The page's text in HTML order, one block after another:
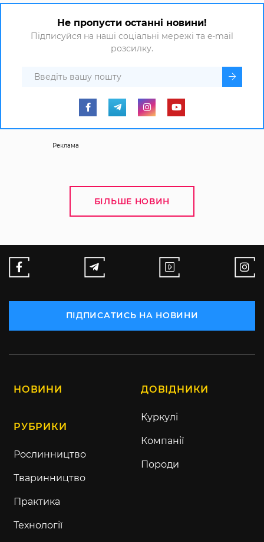
Не пропусти останні новини!
Підписуйся на наші соціальні мережі та e-mail
розсилку.
Реклама
БІЛЬШЕ НОВИН
ПІДПИСАТИСЬ НА НОВИНИ
НОВИНИ
РУБРИКИ
Рослинництво
Тваринництво
Практика
Технології
ДОВІДНИКИ
Куркулі
Компанії
Породи